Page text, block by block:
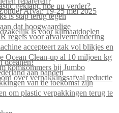
geklapt, hoe nu verder?
Afval: 19-25 mei 2025
is stap terug tegen
dat hoogwaardige
is voor klimaatdoelen
regels voor afvalvermindering
accepteert zak vol blikjes en
Ocean Clean-up al 10 miljoen kg
oceanen!
komkommers bij Jumbo
aan banden
over verpakkingsafval reductie
van de toekomst zijn
om plastic verpakkingen terug te